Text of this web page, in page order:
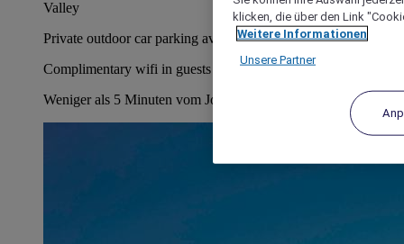
Valley
Private outdoor car parking available on-site at the hotel
Complimentary wifi in guests rooms
Weniger als 5 Minuten vom John Hunter Hospital
klicken, die über den Link
Weitere Informationen
Unsere Partner